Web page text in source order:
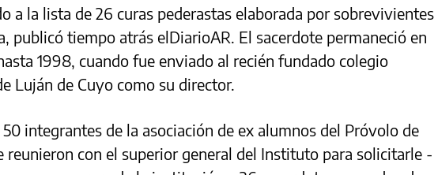
a la lista de 26 curas pederastas elaborada por sobrevivientes
publicó tiempo atrás elDiarioAR. El sacerdote permaneció en
1998, cuando fue enviado al recién fundado colegio
Luján de Cuyo como su director.
integrantes de la asociación de ex alumnos del Próvolo de
reunieron con el superior general del Instituto para solicitarle -